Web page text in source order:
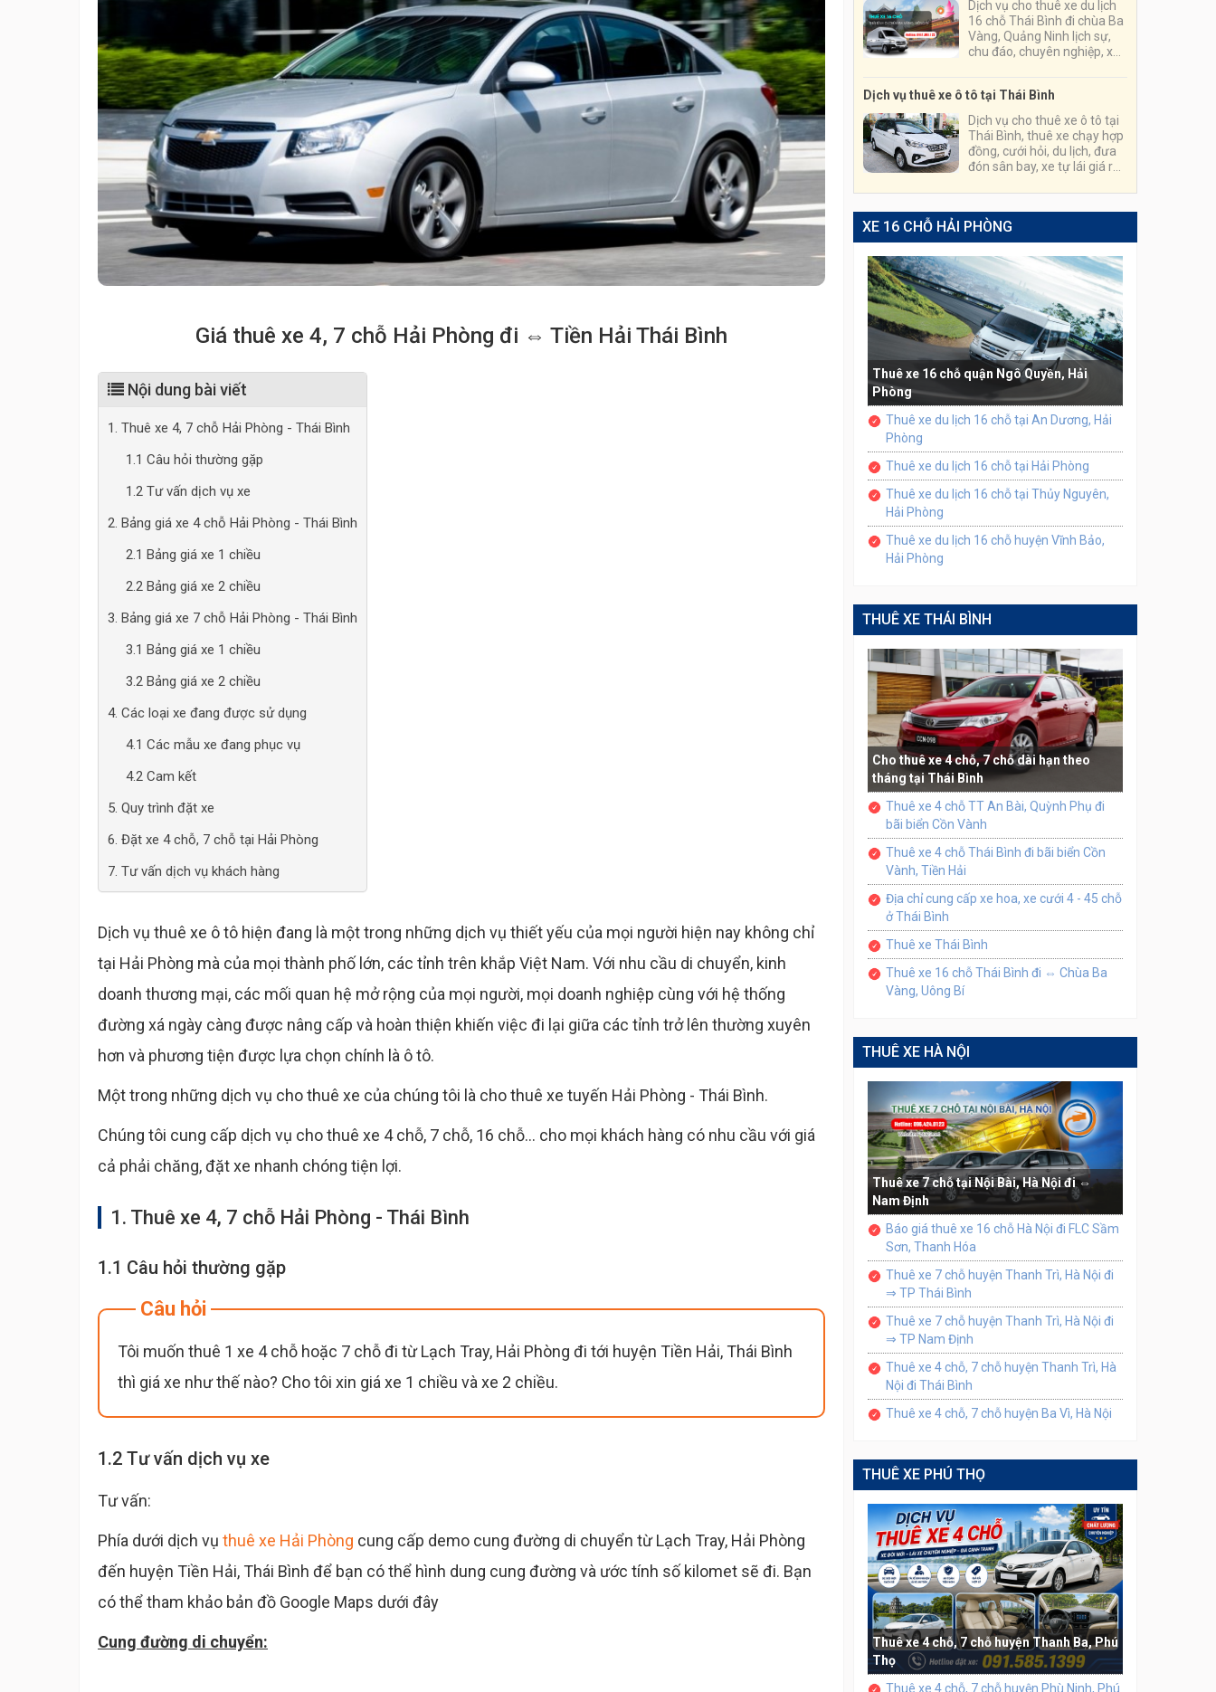
Giá thuê xe 4, 7 chỗ Hải Phòng đi ⇔ Tiền Hải Thái Bình
Nội dung bài viết
1. Thuê xe 4, 7 chỗ Hải Phòng - Thái Bình
1.1 Câu hỏi thường gặp
1.2 Tư vấn dịch vụ xe
2. Bảng giá xe 4 chỗ Hải Phòng - Thái Bình
2.1 Bảng giá xe 1 chiều
2.2 Bảng giá xe 2 chiều
3. Bảng giá xe 7 chỗ Hải Phòng - Thái Bình
3.1 Bảng giá xe 1 chiều
3.2 Bảng giá xe 2 chiều
4. Các loại xe đang được sử dụng
4.1 Các mẫu xe đang phục vụ
4.2 Cam kết
5. Quy trình đặt xe
6. Đặt xe 4 chỗ, 7 chỗ tại Hải Phòng
7. Tư vấn dịch vụ khách hàng
Dịch vụ thuê xe ô tô hiện đang là một trong những dịch vụ thiết yếu của mọi người hiện nay không chỉ
tại Hải Phòng mà của mọi thành phố lớn, các tỉnh trên khắp Việt Nam. Với nhu cầu di chuyển, kinh
doanh thương mại, các mối quan hệ mở rộng của mọi người, mọi doanh nghiệp cùng với hệ thống
đường xá ngày càng được nâng cấp và hoàn thiện khiến việc đi lại giữa các tỉnh trở lên thường xuyên
hơn và phương tiện được lựa chọn chính là ô tô.
Một trong những dịch vụ cho thuê xe của chúng tôi là cho thuê xe tuyến Hải Phòng - Thái Bình.
Chúng tôi cung cấp dịch vụ cho thuê xe 4 chỗ, 7 chỗ, 16 chỗ... cho mọi khách hàng có nhu cầu với giá
cả phải chăng, đặt xe nhanh chóng tiện lợi.
1. Thuê xe 4, 7 chỗ Hải Phòng - Thái Bình
1.1 Câu hỏi thường gặp
Câu hỏi
Tôi muốn thuê 1 xe 4 chỗ hoặc 7 chỗ đi từ Lạch Tray, Hải Phòng đi tới huyện Tiền Hải, Thái Bình
thì giá xe như thế nào? Cho tôi xin giá xe 1 chiều và xe 2 chiều.
1.2 Tư vấn dịch vụ xe
Tư vấn:
Phía dưới dịch vụ thuê xe Hải Phòng cung cấp demo cung đường di chuyển từ Lạch Tray, Hải Phòng
đến huyện Tiền Hải, Thái Bình để bạn có thể hình dung cung đường và ước tính số kilomet sẽ đi. Bạn
có thể tham khảo bản đồ Google Maps dưới đây
Cung đường di chuyển:
Dịch vụ cho thuê xe du lịch
16 chỗ Thái Bình đi chùa Ba
Vàng, Quảng Ninh lịch sự,
chu đáo, chuyên nghiệp, xe
Dịch vụ thuê xe ô tô tại Thái Bình
Dịch vụ cho thuê xe ô tô tại
Thái Bình, thuê xe chạy hợp
đồng, cưới hỏi, du lịch, đưa
đón sân bay, xe tự lái giá rẻ
luật, lái cẩn thận, thủ tục
thuê xe nhanh gọn, đơn
giản.
XE 16 CHỖ HẢI PHÒNG
Thuê xe 16 chỗ quận Ngô Quyền, Hải
Phòng
Thuê xe du lịch 16 chỗ tại An Dương, Hải
Phòng
Thuê xe du lịch 16 chỗ tại Hải Phòng
Thuê xe du lịch 16 chỗ tại Thủy Nguyên,
Hải Phòng
Thuê xe du lịch 16 chỗ huyện Vĩnh Bảo,
Hải Phòng
THUÊ XE THÁI BÌNH
Cho thuê xe 4 chỗ, 7 chỗ dài hạn theo
tháng tại Thái Bình
Thuê xe 4 chỗ TT An Bài, Quỳnh Phụ đi
bãi biển Cồn Vành
Thuê xe 4 chỗ Thái Bình đi bãi biển Cồn
Vành, Tiền Hải
Địa chỉ cung cấp xe hoa, xe cưới 4 - 45 chỗ
ở Thái Bình
Thuê xe Thái Bình
Thuê xe 16 chỗ Thái Bình đi ⇔ Chùa Ba
Vàng, Uông Bí
THUÊ XE HÀ NỘI
Thuê xe 7 chỗ tại Nội Bài, Hà Nội đi ⇔
Nam Định
Báo giá thuê xe 16 chỗ Hà Nội đi FLC Sầm
Sơn, Thanh Hóa
Thuê xe 7 chỗ huyện Thanh Trì, Hà Nội đi
⇒ TP Thái Bình
Thuê xe 7 chỗ huyện Thanh Trì, Hà Nội đi
⇒ TP Nam Định
Thuê xe 4 chỗ, 7 chỗ huyện Thanh Trì, Hà
Nội đi Thái Bình
Thuê xe 4 chỗ, 7 chỗ huyện Ba Vì, Hà Nội
THUÊ XE PHÚ THỌ
Thuê xe 4 chỗ, 7 chỗ huyện Thanh Ba, Phú
Thọ
Thuê xe 4 chỗ, 7 chỗ huyện Phù Ninh, Phú